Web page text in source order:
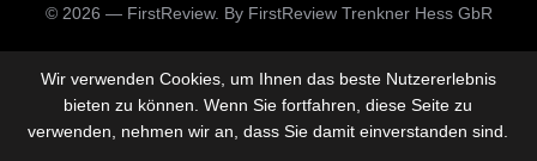
© 2026 — FirstReview. By FirstReview Trenkner Hess GbR
Wir verwenden Cookies, um Ihnen das beste Nutzererlebnis
bieten zu können. Wenn Sie fortfahren, diese Seite zu
verwenden, nehmen wir an, dass Sie damit einverstanden sind.